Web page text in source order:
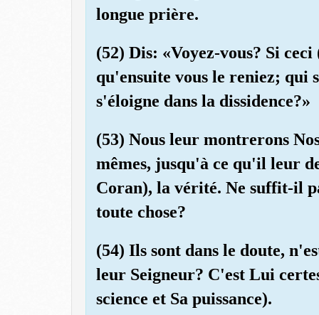
longue prière.
(52) Dis: «Voyez-vous? Si
qu'ensuite vous le reniez; qui
s'éloigne dans la dissidence?»
(53) Nous leur montrerons
mêmes, jusqu'à ce qu'il leur
Coran), la vérité. Ne suffit-il
toute chose?
(54) Ils sont dans le doute,
leur Seigneur? C'est Lui
science et Sa puissance).